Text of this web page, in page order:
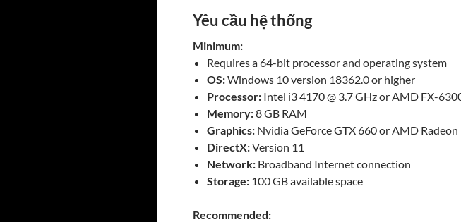
Yêu cầu hệ thống
Minimum:
Requires a 64-bit processor and operating system
OS:Windows 10 version 18362.0 or higher
Processor: Intel i3 4170 @ 3.7 GHz or AMD FX-
Memory:8 GB RAM
Graphics: Nvidia GeForce GTX 660 or AMD Radeon
DirectX:Version 11
Network: Broadband Internet connection
Storage: 100 GB available space
Recommended: